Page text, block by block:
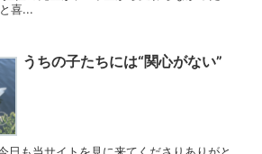
喜...
うちの子たちには“関心がない”